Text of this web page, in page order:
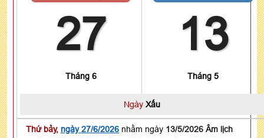
27
Tháng 6
13
Tháng 5
Ngày Xấu
Thứ bảy, ngày 27/6/2026 nhằm ngày 13/5/2026 Âm lịch